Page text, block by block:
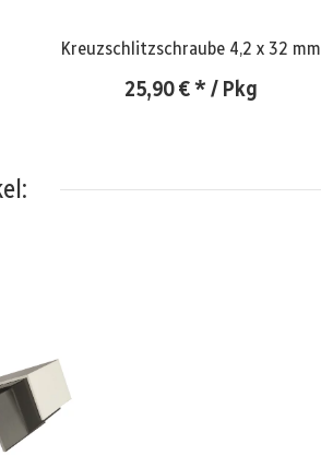
Kreuzschlitzschraube 4,2 x 32 mm
25,90 €* / Pkg